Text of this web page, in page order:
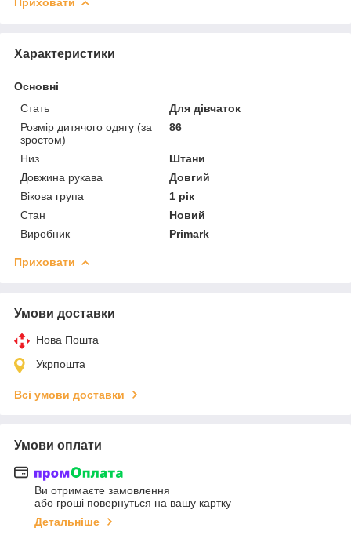
Характеристики
Основні
Стать
Для дівчаток
Розмір дитячого одягу (за
зростом)
86
Низ
Штани
Довжина рукава
Довгий
Вікова група
1 рік
Стан
Новий
Виробник
Primark
Приховати
Умови доставки
Нова Пошта
Укрпошта
Всі умови доставки
Умови оплати
Ви отримаєте замовлення
або гроші повернуться на вашу картку
Детальніше